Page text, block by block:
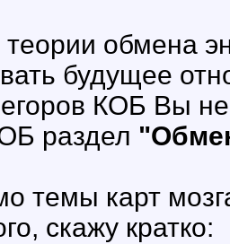
теории обмена
будущее
КОБ Вы
раздел
темы карт
скажу кратко: